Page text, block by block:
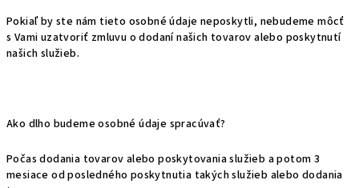
Pokiaľ by ste nám tieto osobné údaje neposkytli, nebudeme môcť
s Vami uzatvoriť zmluvu o dodaní našich tovarov alebo poskytnutí
našich služieb.
Ako dlho budeme osobné údaje spracúvať?
Počas dodania tovarov alebo poskytovania služieb a potom 3
mesiace od posledného poskytnutia takých služieb alebo dodania